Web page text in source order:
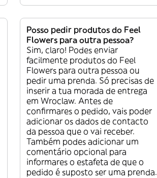
Posso pedir produtos do Feel
Flowers para outra pessoa?
Sim, claro! Podes enviar
facilmente produtos do Feel
Flowers para outra pessoa ou
pedir uma prenda. Só precisas de
inserir a tua morada de entrega
em Wroclaw. Antes de
confirmares o pedido, vais poder
adicionar os dados de contacto
da pessoa que o vai receber.
Também podes adicionar um
comentário opcional para
informares o estafeta de que o
pedido é suposto ser uma prenda.